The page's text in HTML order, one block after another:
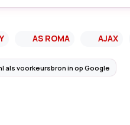
AS ROMA AJAX
als voorkeursbron in op Google